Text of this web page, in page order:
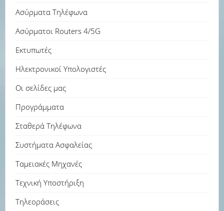
Ασύρματα Τηλέφωνα
Ασύρματοι Routers 4/5G
Εκτυπωτές
Ηλεκτρονικοί Υπολογιστές
Οι σελίδες μας
Προγράμματα
Σταθερά Τηλέφωνα
Συστήματα Ασφαλείας
Ταμειακές Μηχανές
Τεχνική Υποστήριξη
Τηλεοράσεις